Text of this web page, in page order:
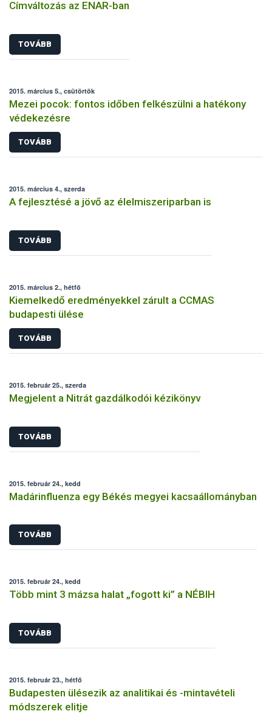
Címváltozás az ENAR-ban
TOVÁBB
2015. március 5., csütörtök
Mezei pocok: fontos időben felkészülni a hatékony
védekezésre
TOVÁBB
2015. március 4., szerda
A fejlesztésé a jövő az élelmiszeriparban is
TOVÁBB
2015. március 2., hétfő
Kiemelkedő eredményekkel zárult a CCMAS
budapesti ülése
TOVÁBB
2015. február 25., szerda
Megjelent a Nitrát gazdálkodói kézikönyv
TOVÁBB
2015. február 24., kedd
Madárinfluenza egy Békés megyei kacsaállományban
TOVÁBB
2015. február 24., kedd
Több mint 3 mázsa halat „fogott ki” a NÉBIH
TOVÁBB
2015. február 23., hétfő
Budapesten ülésezik az analitikai és -mintavételi
módszerek elitje